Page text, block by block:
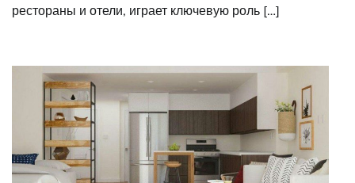
рестораны и отели, играет ключевую роль […]